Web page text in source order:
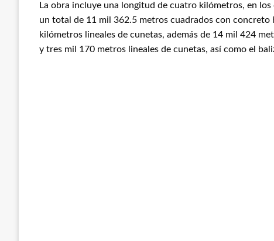
La obra incluye una longitud de cuatro kilómetros, en
un total de 11 mil 362.5 metros cuadrados con
kilómetros lineales de cunetas, además de 14 mil 424
y tres mil 170 metros lineales de cunetas, así como el